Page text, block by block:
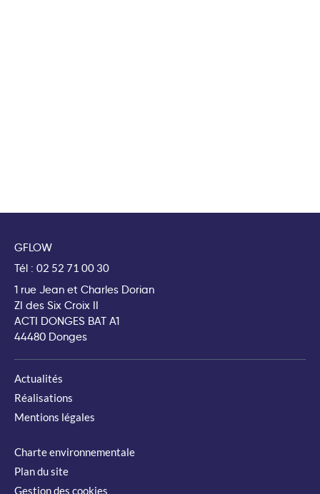
GFLOW
Tél : 02 52 71 00 30
1 rue Jean et Charles Dorian
ZI des Six Croix II
ACTI DONGES BAT A1
44480 Donges
Actualités
Réalisations
Mentions légales
Charte environnementale
Plan du site
Gestion des cookies